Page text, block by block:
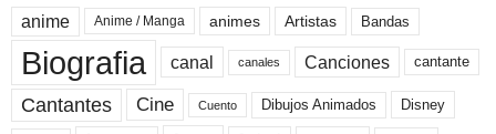
anime Anime / Manga animes Artistas Bandas
Biografia canal canales Canciones cantante
Cantantes Cine Cuento Dibujos Animados Disney